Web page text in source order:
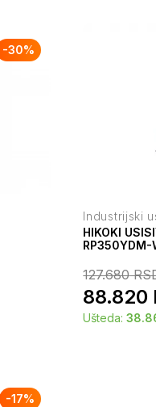
-30%
Industrijski
HIKOKI
RP350YDM-
127.680
88.820
Ušteda:
-17%